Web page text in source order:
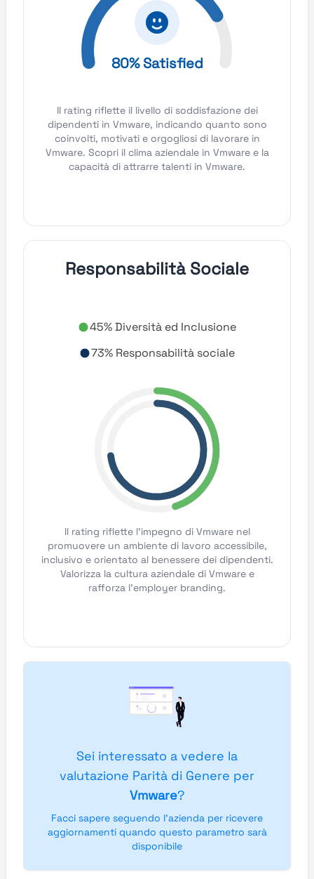
80% Satisfied
Il rating riflette il livello di soddisfazione dei
dipendenti in Vmware, indicando quanto sono
coinvolti, motivati e orgogliosi di lavorare in
Vmware. Scopri il clima aziendale in Vmware e la
capacità di attrarre talenti in Vmware.
Responsabilità Sociale
45% Diversità ed Inclusione
73% Responsabilità sociale
Il rating riflette l'impegno di Vmware nel
promuovere un ambiente di lavoro accessibile,
inclusivo e orientato al benessere dei dipendenti.
Valorizza la cultura aziendale di Vmware e
rafforza l'employer branding.
Sei interessato a vedere la
valutazione Parità di Genere per
Vmware?
Facci sapere seguendo l'azienda per ricevere
aggiornamenti quando questo parametro sarà
disponibile